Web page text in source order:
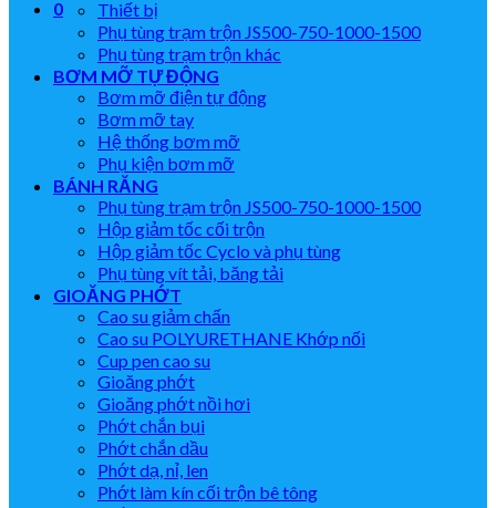
0
Thiết bị
Phụ tùng trạm trộn JS500-750-1000-1500
Phụ tùng trạm trộn khác
BƠM MỠ TỰ ĐỘNG
Bơm mỡ điện tự động
Bơm mỡ tay
Hệ thống bơm mỡ
Phụ kiện bơm mỡ
BÁNH RĂNG
Phụ tùng trạm trộn JS500-750-1000-1500
Hộp giảm tốc cối trộn
Hộp giảm tốc Cyclo và phụ tùng
Phụ tùng vít tải, băng tải
GIOĂNG PHỚT
Cao su giảm chấn
Cao su POLYURETHANE Khớp nối
Cup pen cao su
Gioăng phớt
Gioăng phớt nồi hơi
Phớt chắn bụi
Phớt chắn dầu
Phớt dạ, nỉ, len
Phớt làm kín cối trộn bê tông